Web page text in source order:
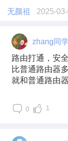
无颜祖
2025-
zhang同学
路由打通，安
比普通路由器
就和普通路由
0 1